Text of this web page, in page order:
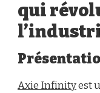
qui
Axie Infinityest